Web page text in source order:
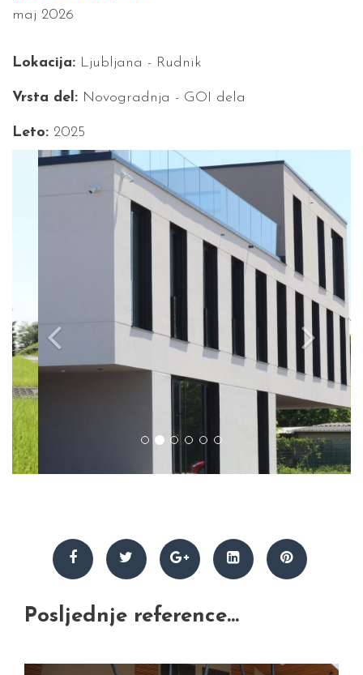
maj 2026
Lokacija: Ljubljana - Rudnik
Vrsta del: Novogradnja - GOI dela
Leto: 2025
Previous
Posljednje reference...